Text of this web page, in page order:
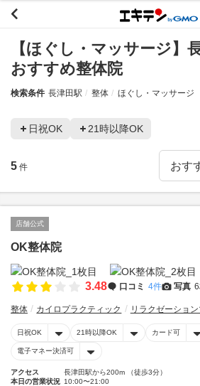
【ほぐし・マッサージ】
おすすめ整体院
検索条件 長津田駅 整体 ほぐし・マッサージ
日祝OK 21時以降OK
5 件
店舗公式
OK整体院
3.48 口コミ 4件 写真
整体 カイロプラクティック リラクゼーショ
日祝OK 21時以降OK カード可
電子マネー決済可
アクセス
長津田駅から200m （徒歩3分）
本日の営業状況 10:00〜21:00